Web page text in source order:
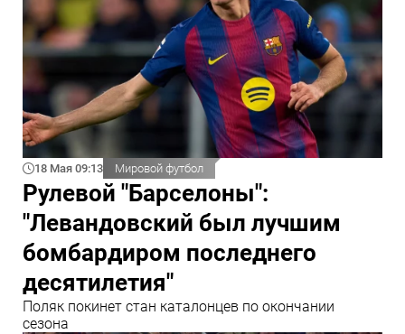
18 Мая 09:13 Мировой футбол
Рулевой "Барселоны":
"Левандовский был лучшим
бомбардиром последнего
десятилетия"
Поляк покинет стан каталонцев по окончании
сезона